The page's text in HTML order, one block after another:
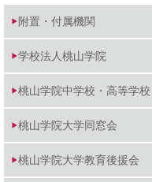
附置・付属機関
学校法人桃山学院
桃山学院中学校・高等学校
桃山学院大学同窓会
桃山学院大学教育後援会